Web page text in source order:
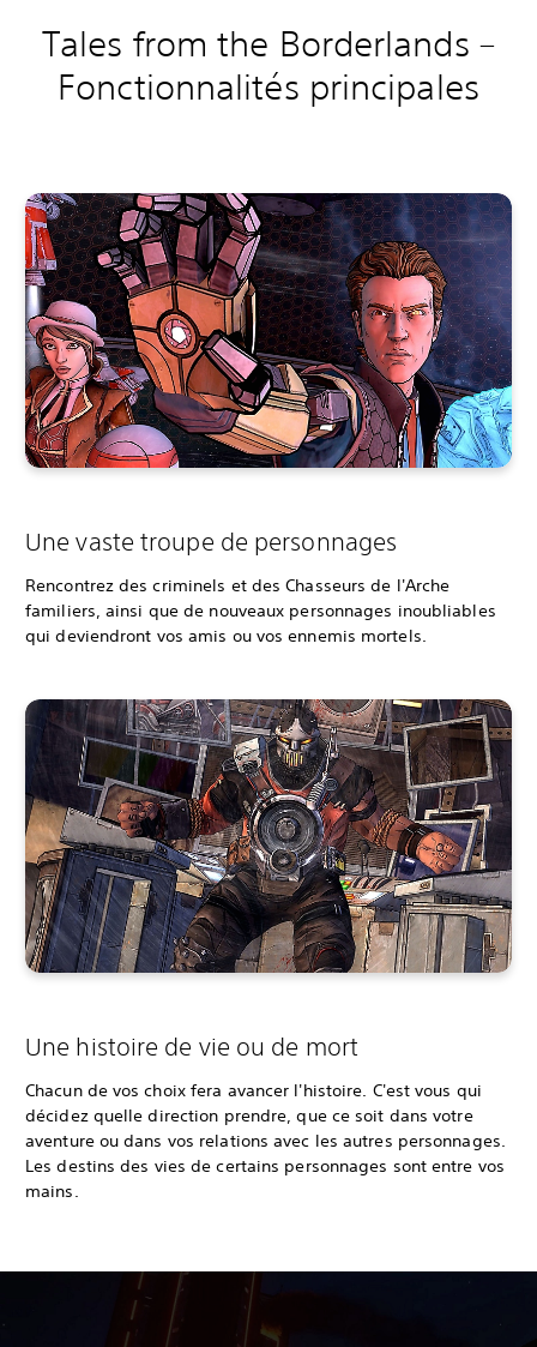
Tales from the Borderlands –
Fonctionnalités principales
Une vaste troupe de personnages
Rencontrez des criminels et des Chasseurs de l'Arche
familiers, ainsi que de nouveaux personnages inoubliables
qui deviendront vos amis ou vos ennemis mortels.
Une histoire de vie ou de mort
Chacun de vos choix fera avancer l'histoire. C'est vous qui
décidez quelle direction prendre, que ce soit dans votre
aventure ou dans vos relations avec les autres personnages.
Les destins des vies de certains personnages sont entre vos
mains.